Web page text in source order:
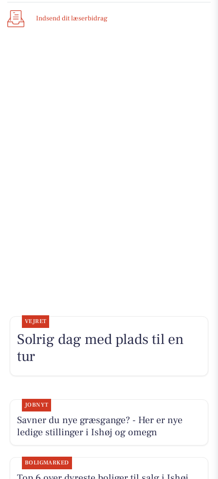
Indsend dit læserbidrag
VEJRET
Solrig dag med plads til en
tur
JOBNYT
Savner du nye græsgange? - Her er nye
ledige stillinger i Ishøj og omegn
BOLIGMARKED